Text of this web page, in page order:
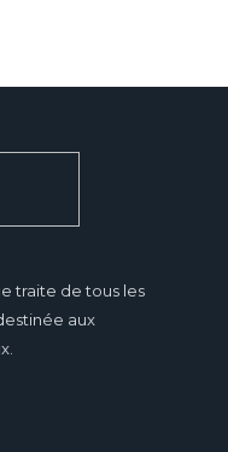
traite de tous les
aux